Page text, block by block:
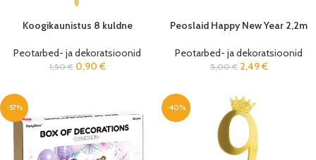
Koogikaunistus 8 kuldne
Peotarbed- ja dekoratsioonid
1,50€ 0,90 €
Peoslaid Happy New Year 2,2m
Peotarbed- ja dekoratsioonid
5,00€ 2,49€
-57% -40%